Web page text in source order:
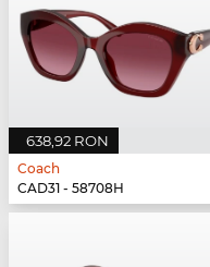
638,92 RON
Coach
CAD31 - 58708H